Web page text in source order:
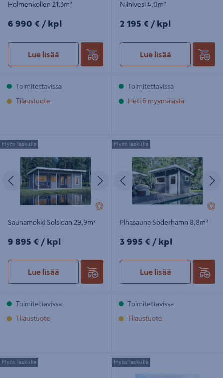
Holmenkollen 21,3m²
6990€/kpl
6 990 € / kpl
Lue lisää
Toimitettavissa
Tilaustuote
Niinivesi 4,0m²
2195€/kpl
2 195 € / kpl
Lue lisää
Toimitettavissa
Heti 6 myymälästä
Saunamökki Solsidan 29,9m²
Edellinen Seuraava
Saunamökki Solsidan 29,9m²
9895€/kpl
9 895 € / kpl
Lue lisää
Myös laskulla
Toimitettavissa
Tilaustuote
Pihasauna Söderhamn 8,8m²
Edellinen
Pihasauna Söderhamn 8,8m²
3995€/kpl
3 995 € / kpl
Lue lisää
Myös laskulla
Toimitettavissa
Tilaustuote
Pihasauna Lillevilla Mielakka 13,2m²
Myös laskulla
Pihasauna + pukuhuone Lillevilla
Kitka 6,4m²
Myös laskulla